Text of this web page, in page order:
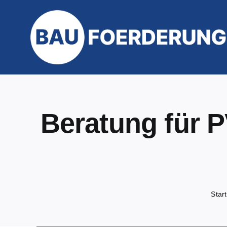
springen
Beratung für